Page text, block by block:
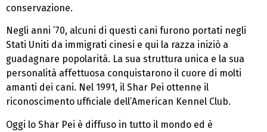
conservazione.
Negli anni ’70, alcuni di questi cani furono portati negli
Stati Uniti da immigrati cinesi e qui la razza iniziò a
guadagnare popolarità. La sua struttura unica e la sua
personalità affettuosa conquistarono il cuore di molti
amanti dei cani. Nel 1991, il Shar Pei ottenne il
riconoscimento ufficiale dell’American Kennel Club.
Oggi lo Shar Pei è diffuso in tutto il mondo ed è